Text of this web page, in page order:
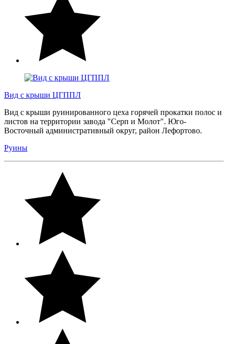
Вид с крыши ЦГППЛ
Вид с крыши руинированного цеха горячей прокатки полос и
листов на территории завода "Серп и Молот". Юго-
Восточный административный округ, район Лефортово.
Руины